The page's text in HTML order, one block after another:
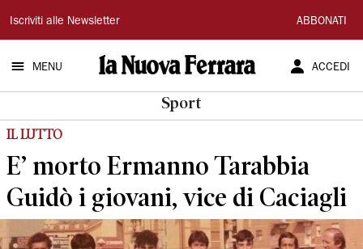
La
Nuova
Ferrara
Iscriviti alle Newsletter ABBONATI
MENU ACCEDI
Sport
IL LUTTO
E’ morto Ermanno Tarabbia
Guidò i giovani, vice di Caciagli